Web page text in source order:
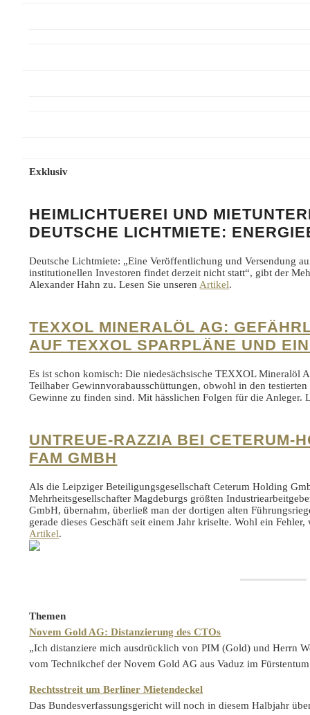
Exklusiv
HEIMLICHTUEREI UND
DEUTSCHE LICHTMIETE:
Deutsche Lichtmiete: „Eine Veröffentlichung und Versendung
institutionellen Investoren findet derzeit nicht statt“, gibt der
Alexander Hahn zu. Lesen Sie unseren Artikel.
TEXXOL MINERALÖL AG:
AUF TEXXOL SPARPLÄNE UND
Es ist schon komisch: Die niedesächsische TEXXOL Mineralöl
Teilhaber Gewinnvorabausschüttungen, obwohl in den
Gewinne zu finden sind. Mit hässlichen Folgen für die Anleger.
UNTREUE-RAZZIA BEI CETERUM-
FAM GMBH
Als die Leipziger Beteiligungsgesellschaft Ceterum Holding
Mehrheitsgesellschafter Magdeburgs größten
GmbH, übernahm, überließ man der dortigen alten
gerade dieses Geschäft seit einem Jahr kriselte. Wohl ein
Artikel.
Themen
Novem Gold AG: Distanzierung des CTOs
„Ich distanziere mich ausdrücklich von PIM (Gold) und Herrn
vom Technikchef der Novem Gold AG aus Vaduz im
Rechtsstreit um Berliner Mietendeckel
Das Bundesverfassungsgericht will noch in diesem Halbjahr